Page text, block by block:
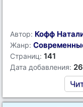
Автор: Кофф
Жанр:
Страниц: 141
Дата добавления: